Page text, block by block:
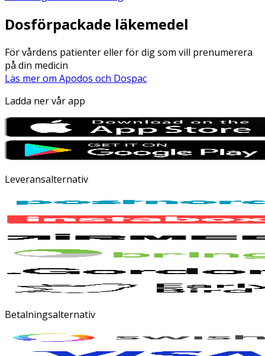
Dosförpackade läkemedel
För vårdens patienter eller för dig som vill prenumerera
på din medicin
Läs mer om Apodos och Dospac
Ladda ner vår app
Leveransalternativ
Betalningsalternativ